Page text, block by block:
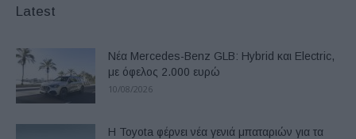
Latest
Νέα Mercedes-Benz GLB: Hybrid και Electric,
με όφελος 2.000 ευρώ
10/08/2026
Η Toyota φέρνει νέα γενιά μπαταριών για τα